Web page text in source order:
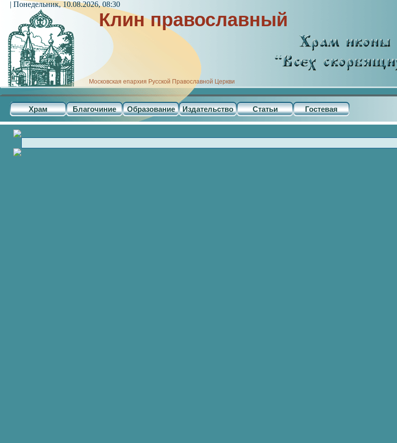
Клин православный
Московская епархия Русской Православной Церкви
Храм Благочиние Образование Издательство Статьи Гостевая
| Понедельник, 10.08.2026, 08:30